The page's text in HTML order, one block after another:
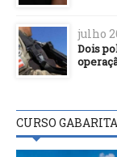
julho
Dois
CURSO